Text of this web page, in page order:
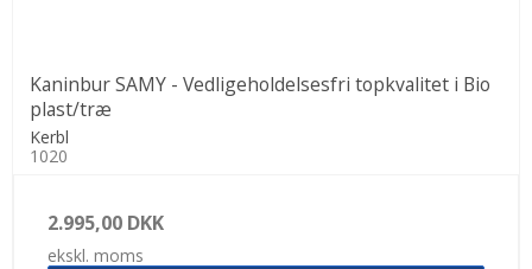
Kaninbur SAMY - Vedligeholdelsesfri topkvalitet i Bio
plast/træ
Kerbl
1020
2.995,00 DKK
ekskl. moms